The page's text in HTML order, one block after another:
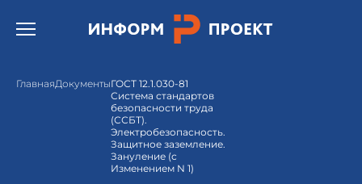
Открыть бургер меню.
ГлавнаяДокументыГОСТ 12.1.030-81
Система стандартов
безопасности труда
(ССБТ).
Электробезопасность.
Защитное заземление.
Зануление (с
Изменением N 1)